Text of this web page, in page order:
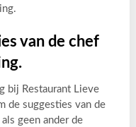
van de chef
bij Restaurant Lieve
de suggesties van de
geen ander de